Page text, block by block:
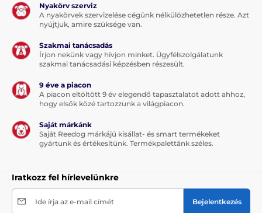
Nyakörv szerviz
A nyakörvek szervizelése cégünk nélkülözhetetlen része. Azt
nyújtjuk, amire szüksége van.
Szakmai tanácsadás
Írjon nekünk vagy hívjon minket. Ügyfélszolgálatunk
szakmai tanácsadási képzésben részesült.
9 éve a piacon
A piacon eltöltött 9 év elegendő tapasztalatot adott ahhoz,
hogy elsők közé tartozzunk a világpiacon.
Saját márkánk
Saját Reedog márkájú kisállat- és smart termékeket
gyártunk és értékesítünk. Termékpalettánk széles.
Iratkozz fel hírlevelünkre
Ide írja az e-mail címét Bejelentkezés